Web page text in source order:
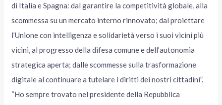
di Italia e Spagna: dal garantire la competitività globale, alla
scommessa su un mercato interno rinnovato; dal proiettare
l’Unione con intelligenza e solidarietà verso i suoi vicini più
vicini, al progresso della difesa comune e dell’autonomia
strategica aperta; dalle scommesse sulla trasformazione
digitale al continuare a tutelare i diritti dei nostri cittadini”.
“Ho sempre trovato nel presidente della Repubblica